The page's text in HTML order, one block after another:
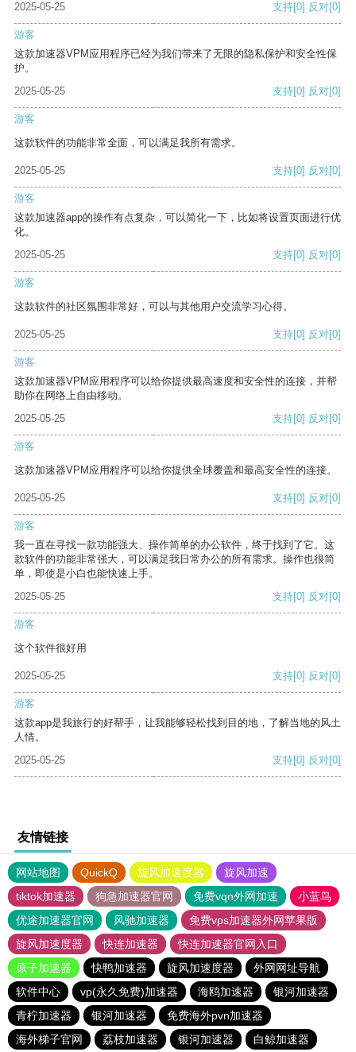
2025-05-25 支持[0] 反对[0]
游客
这款加速器VPM应用程序已经为我们带来了无限的隐私保护和安全性保
护。
2025-05-25
支持[0] 反对[0]
游客
这款软件的功能非常全面，可以满足我所有需求。
2025-05-25 支持[0] 反对[0]
游客
这款加速器app的操作有点复杂，可以简化一下，比如将设置页面进行优
化。
2025-05-25
支持[0] 反对[0]
游客
这款软件的社区氛围非常好，可以与其他用户交流学习心得。
2025-05-25 支持[0] 反对[0]
游客
这款加速器VPM应用程序可以给你提供最高速度和安全性的连接，并帮
助你在网络上自由移动。
2025-05-25
支持[0] 反对[0]
游客
这款加速器VPM应用程序可以给你提供全球覆盖和最高安全性的连接。
2025-05-25 支持[0] 反对[0]
游客
我一直在寻找一款功能强大、操作简单的办公软件，终于找到了它。这
款软件的功能非常强大，可以满足我日常办公的所有需求。操作也很简
单，即使是小白也能快速上手。
2025-05-25
支持[0] 反对[0]
游客
这个软件很好用
2025-05-25 支持[0] 反对[0]
游客
这款app是我旅行的好帮手，让我能够轻松找到目的地，了解当地的风土
人情。
2025-05-25
支持[0] 反对[0]
友情链接
网站地图 QuickQ 旋风加速度器
旋风加速
tiktok加速器
狗急加速器官网 免费vqn外网加速
小蓝鸟
优途加速器官网
风驰加速器
免费vps加速器外网苹果版
旋风加速度器
快连加速器
快连加速器官网入口
原子加速器
快鸭加速器 旋风加速度器
外网网址导航
软件中心
vp(永久免费)加速器 海鸥加速器
银河加速器
青柠加速器
银河加速器
免费海外pvn加速器
海外梯子官网
荔枝加速器 银河加速器 白鲸加速器